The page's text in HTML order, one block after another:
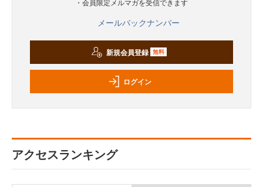
・会員限定メルマガを受信できます
メールバックナンバー
新規会員登録 無料
ログイン
アクセスランキング